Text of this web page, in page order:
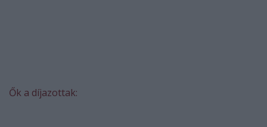
Ők a díjazottak: